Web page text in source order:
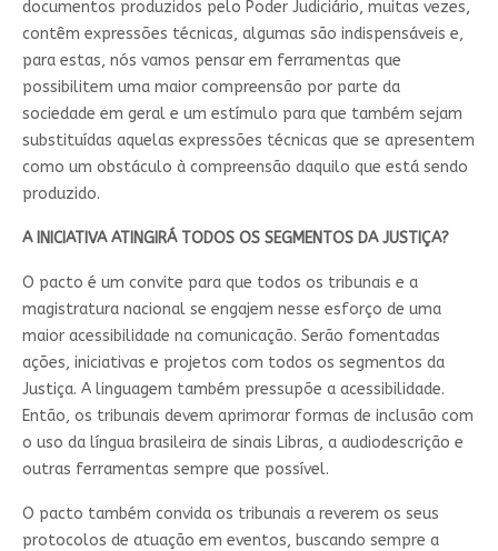
documentos produzidos pelo Poder Judiciário, muitas vezes,
contêm expressões técnicas, algumas são indispensáveis e,
para estas, nós vamos pensar em ferramentas que
possibilitem uma maior compreensão por parte da
sociedade em geral e um estímulo para que também sejam
substituídas aquelas expressões técnicas que se apresentem
como um obstáculo à compreensão daquilo que está sendo
produzido.
A INICIATIVA ATINGIRÁ TODOS OS SEGMENTOS DA JUSTIÇA?
O pacto é um convite para que todos os tribunais e a
magistratura nacional se engajem nesse esforço de uma
maior acessibilidade na comunicação. Serão fomentadas
ações, iniciativas e projetos com todos os segmentos da
Justiça. A linguagem também pressupõe a acessibilidade.
Então, os tribunais devem aprimorar formas de inclusão com
o uso da língua brasileira de sinais Libras, a audiodescrição e
outras ferramentas sempre que possível.
O pacto também convida os tribunais a reverem os seus
protocolos de atuação em eventos, buscando sempre a